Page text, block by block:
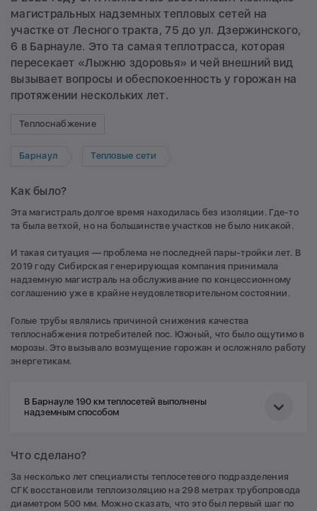
магистральных надземных тепловых сетей на
участке от Лесного тракта, 75 до ул. Дзержинского,
6 в Барнауле. Это та самая теплотрасса, которая
пересекает «Лыжню здоровья» и чей внешний вид
вызывает вопросы и обеспокоенность у горожан на
протяжении нескольких лет.
Теплоснабжение
Барнаул Тепловые сети
Как было?
Эта магистраль долгое время находилась без изоляции. Где-то
та была ветхой, но на большинстве участков не было никакой.
И такая ситуация — проблема не последней пары-тройки лет. В
2019 году Сибирская генерирующая компания принимала
надземную магистраль на обслуживание по концессионному
соглашению уже в крайне неудовлетворительном состоянии.
Голые трубы являлись причиной снижения качества
теплоснабжения потребителей пос. Южный, что было ощутимо в
морозы. Это вызывало возмущение горожан и осложняло работу
энергетикам.
В Барнауле 190 км теплосетей выполнены
надземным способом
внутриквартальных сетей надземной прокладки. За
восстановлена изоляция на 25,747 км тепловых сетей
наружной прокладки в однотрубном исчислении.
Что сделано?
За несколько лет специалисты теплосетевого подразделения
СГК восстановили теплоизоляцию на 298 метрах трубопровода
диаметром 500 мм. Можно сказать, что это был первый шаг по